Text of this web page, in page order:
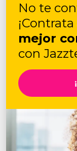
No te
mejor
con